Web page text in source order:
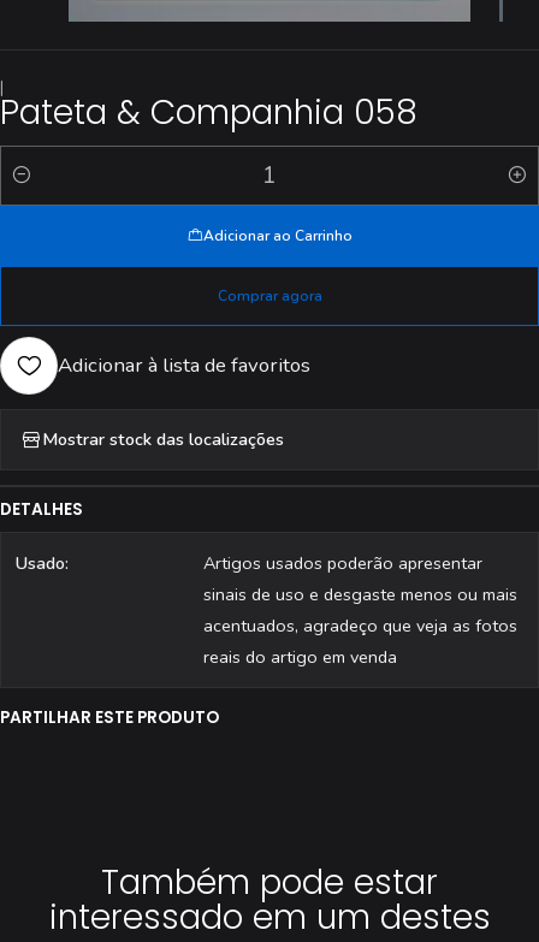
|
Pateta & Companhia 058
Quantidade
Adicionar ao Carrinho
Comprar agora
Adicionar à lista de favoritos
Mostrar stock das localizações
DETALHES
Usado:
Artigos usados poderão apresentar
sinais de uso e desgaste menos ou mais
acentuados, agradeço que veja as fotos
reais do artigo em venda
PARTILHAR ESTE PRODUTO
Também pode estar
interessado em um destes